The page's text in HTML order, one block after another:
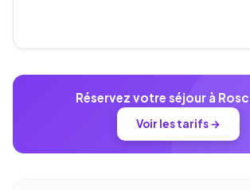
Réservez votre séjour à
Voir les tarifs →